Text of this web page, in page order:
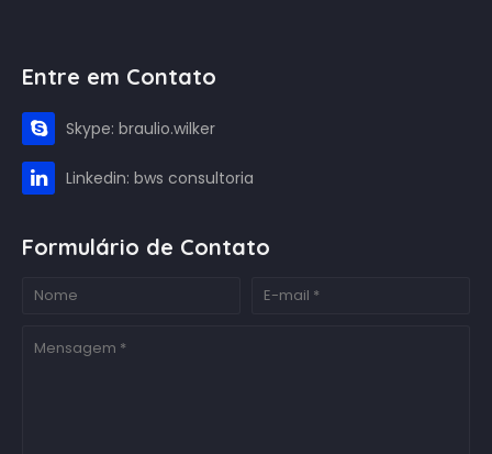
Entre em Contato
Skype: braulio.wilker
Linkedin: bws consultoria
Formulário de Contato